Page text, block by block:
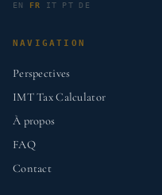
EN FR IT PT DE
NAVIGATION
Perspectives
IMT Tax Calculator
À propos
FAQ
Contact